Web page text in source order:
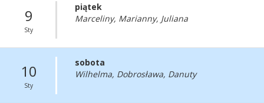
9
Sty
piątek
Marceliny, Marianny, Juliana
10
Sty
sobota
Wilhelma, Dobrosława, Danuty